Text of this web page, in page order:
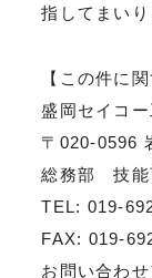
指してまいり
【この件に
盛岡セイコ
〒020-0596
総務部 技能
TEL: 019-
FAX: 019-
お問い合わせ